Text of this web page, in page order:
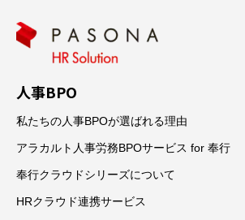
人事BPO
私たちの人事BPOが選ばれる理由
アラカルト人事労務BPOサービス for 奉行
奉行クラウドシリーズについて
HRクラウド連携サービス